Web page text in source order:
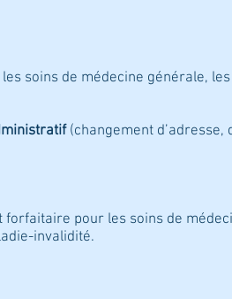
soins de médecine générale,
(changement
pour les soins de
invalidité.